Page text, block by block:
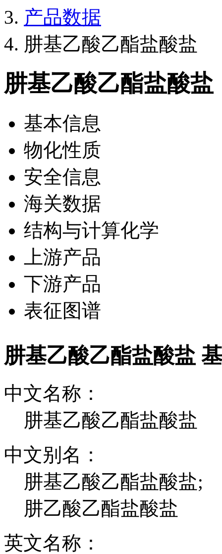
产品数据
肼基乙酸乙酯盐酸盐
肼基乙酸乙酯盐酸盐
基本信息
物化性质
安全信息
海关数据
结构与计算化学
上游产品
下游产品
表征图谱
肼基乙酸乙酯盐酸盐
中文名称：
肼基乙酸乙酯盐酸盐
中文别名：
肼基乙酸乙酯盐酸盐;
肼乙酸乙酯盐酸盐
英文名称：